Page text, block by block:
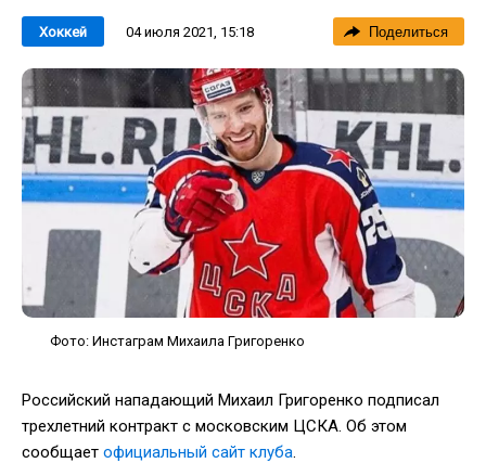
Хоккей 04 июля 2021, 15:18 Поделиться
Фото: Инстаграм Михаила Григоренко
Российский нападающий Михаил Григоренко подписал
трехлетний контракт с московским ЦСКА. Об этом
сообщает официальный сайт клуба.